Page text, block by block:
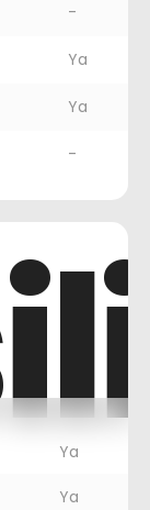
-
Ya
Ya
-
Ya
Ya